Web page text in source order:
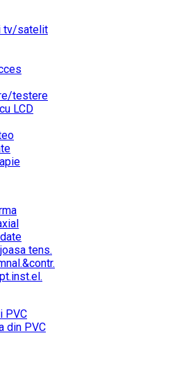
tv/satelit
testere
LCD
tens.
PVC
din PVC